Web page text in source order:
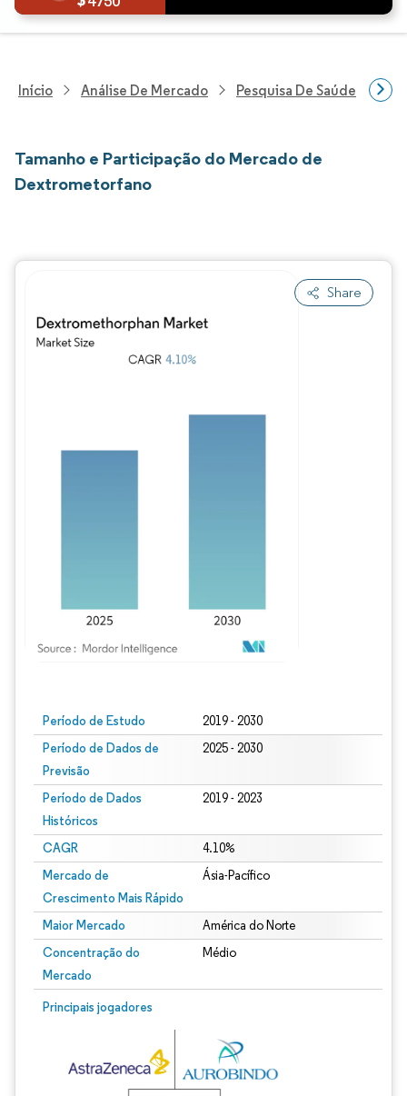
Início Análise De Mercado Pesquisa De Saúde
Tamanho e Participação do Mercado de
Dextrometorfano
Share
Período de Estudo 2019 - 2030
Período de Dados de
Previsão
2025 - 2030
Período de Dados
Históricos
2019 - 2023
CAGR 4.10%
Mercado de
Crescimento Mais Rápido
Ásia-Pacífico
Maior Mercado América do Norte
Concentração do
Mercado
Médio
Principais jogadores